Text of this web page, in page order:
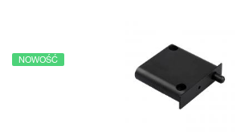
NOWOŚĆ